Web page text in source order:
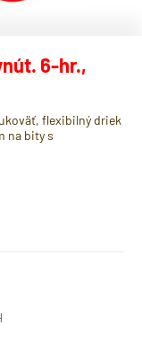
6-hr.,
flexibilný driek
na bity s